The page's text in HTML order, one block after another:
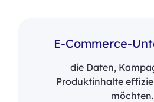
E-Commerce-
die Daten,
Produktinhalte
möchten.